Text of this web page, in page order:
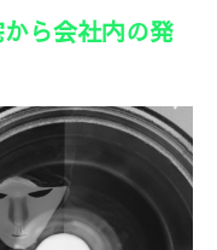
ら会社内の発